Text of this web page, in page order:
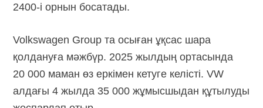
2400-і орнын босатады.
Volkswagen Group та осыған ұқсас шара
қолдануға мәжбүр. 2025 жылдың ортасында
20 000 маман өз еркімен кетуге келісті. VW
алдағы 4 жылда 35 000 жұмысшыдан құтылуды